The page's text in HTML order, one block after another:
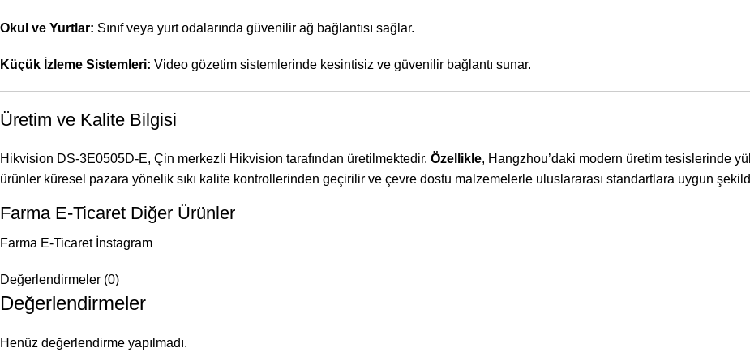
Okul ve Yurtlar: Sınıf veya yurt odalarında güvenilir ağ bağlantısı sağlar.
Küçük İzleme Sistemleri: Video gözetim sistemlerinde kesintisiz ve güvenilir bağlantı sunar.
Üretim ve Kalite Bilgisi
Hikvision DS-3E0505D-E, Çin merkezli Hikvision tarafından üretilmektedir. Özellikle, Hangzhou’daki modern üretim tesislerinde
ürünler küresel pazara yönelik sıkı kalite kontrollerinden geçirilir ve çevre dostu malzemelerle uluslararası standartlara uygun
Farma E-Ticaret Diğer Ürünler
Farma E-Ticaret İnstagram
Değerlendirmeler (0)
Değerlendirmeler
Henüz değerlendirme yapılmadı.